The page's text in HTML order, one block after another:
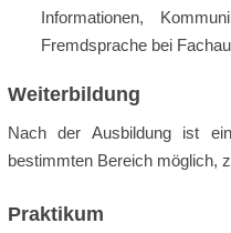
Informationen,
Fremdsprache bei
Weiterbildung
Nach der Ausbildung ist
bestimmten Bereich möglich,
Praktikum